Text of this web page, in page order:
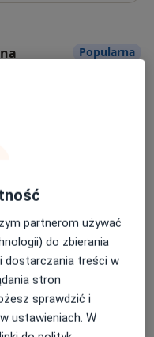
Popularna
partnerom używać
do zbierania
dostarczania treści w
stron
sprawdzić i
ustawieniach. W